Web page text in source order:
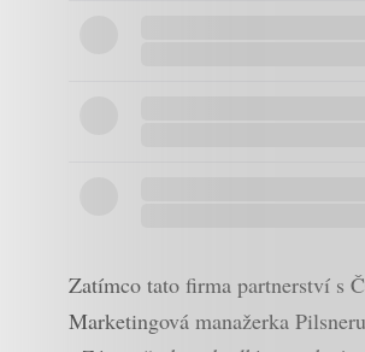
Zatímco tato firma partnerství s
Marketingová manažerka